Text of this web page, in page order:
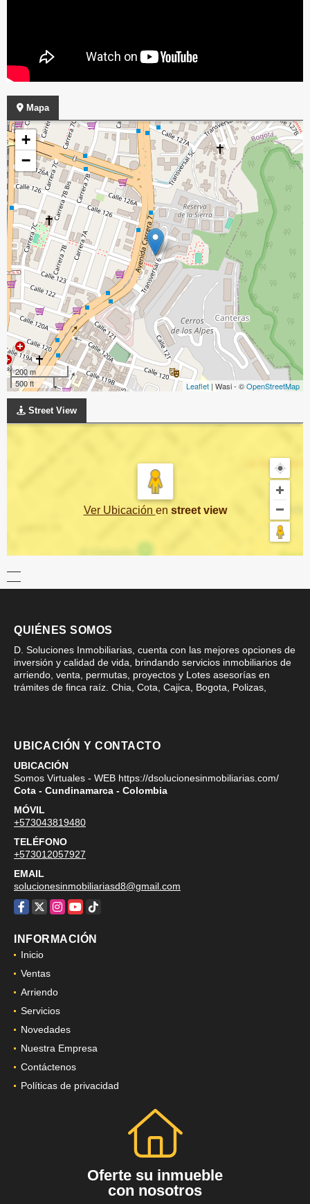
Mapa
+
−
200 m
500 ft
Leaflet | Wasi - ©OpenStreetMap
Street View
Ver Ubicación en street view
QUIÉNES SOMOS
D. Soluciones Inmobiliarias, cuenta con las mejores opciones de
inversión y calidad de vida, brindando servicios inmobiliarios de
arriendo, venta, permutas, proyectos y Lotes asesorías en
trámites de finca raíz. Chia, Cota, Cajica, Bogota, Polizas,
UBICACIÓN Y CONTACTO
UBICACIÓN
Somos Virtuales - WEB https://dsolucionesinmobiliarias.com/
Cota - Cundinamarca - Colombia
MÓVIL
+573043819480
TELÉFONO
+573012057927
EMAIL
solucionesinmobiliariasd8@gmail.com
Facebook
X Instagram
YouTube
TikTok
INFORMACIÓN
Inicio
Ventas
Arriendo
Servicios
Novedades
Nuestra Empresa
Contáctenos
Políticas de privacidad
Oferte su inmueble
con nosotros